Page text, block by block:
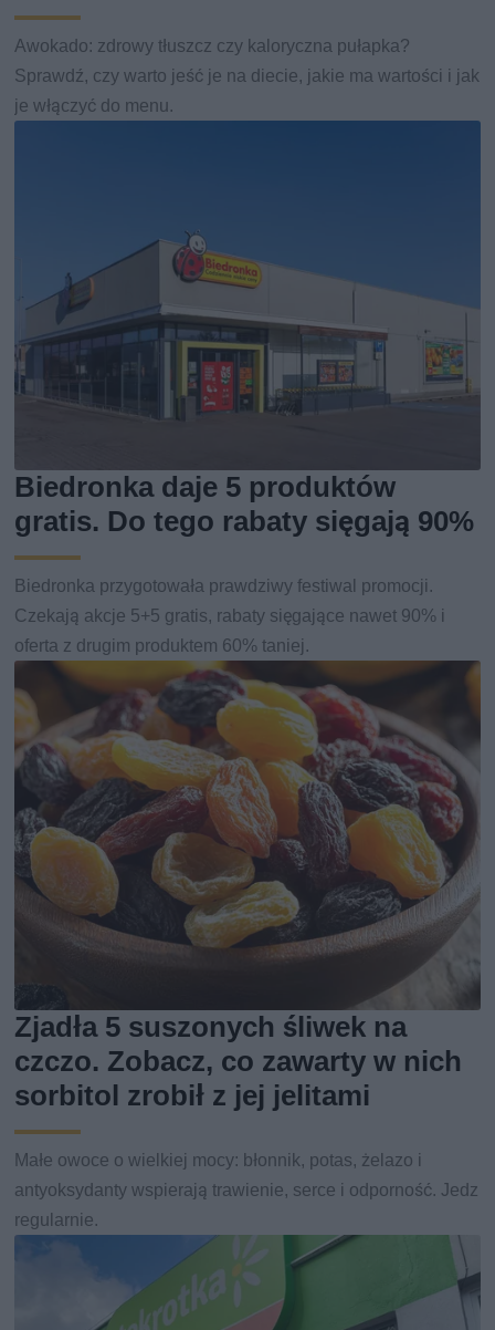
Awokado: zdrowy tłuszcz czy kaloryczna pułapka?
Sprawdź, czy warto jeść je na diecie, jakie ma wartości i jak
je włączyć do menu.
Biedronka daje 5 produktów
gratis. Do tego rabaty sięgają 90%
Biedronka przygotowała prawdziwy festiwal promocji.
Czekają akcje 5+5 gratis, rabaty sięgające nawet 90% i
oferta z drugim produktem 60% taniej.
Zjadła 5 suszonych śliwek na
czczo. Zobacz, co zawarty w nich
sorbitol zrobił z jej jelitami
Małe owoce o wielkiej mocy: błonnik, potas, żelazo i
antyoksydanty wspierają trawienie, serce i odporność. Jedz
regularnie.